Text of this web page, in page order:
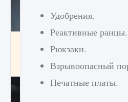
Все новые функции в режиме
9 августа 2024 2
Удобрения.
Реактивные ранцы.
Рюкзаки.
Взрывоопасный
Печатные платы.